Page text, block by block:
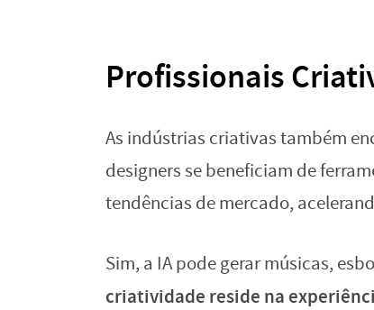
Profissionais
As indústrias criativas também
designers se beneficiam de
tendências de mercado,
Sim, a IA pode gerar músicas,
criatividade reside na